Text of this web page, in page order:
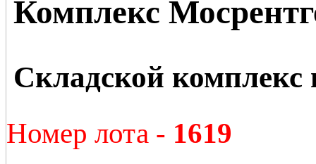
Комплекс
Складской комплекс
Номер лота - 1619